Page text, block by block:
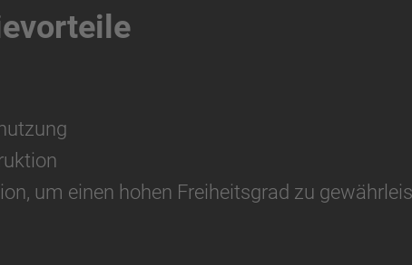
um einen hohen Freiheitsgrad zu